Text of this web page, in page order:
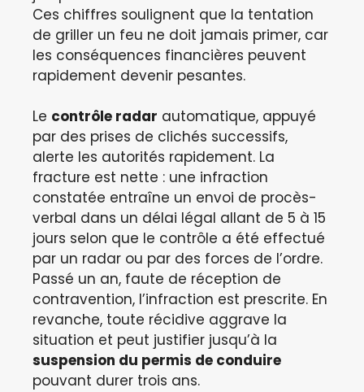
Ces chiffres soulignent que la tentation
de griller un feu ne doit jamais primer, car
les conséquences financières peuvent
rapidement devenir pesantes.
Le contrôle radar automatique, appuyé
par des prises de clichés successifs,
alerte les autorités rapidement. La
fracture est nette : une infraction
constatée entraîne un envoi de procès-
verbal dans un délai légal allant de 5 à 15
jours selon que le contrôle a été effectué
par un radar ou par des forces de l’ordre.
Passé un an, faute de réception de
contravention, l’infraction est prescrite. En
revanche, toute récidive aggrave la
situation et peut justifier jusqu’à la
suspension du permis de conduire
pouvant durer trois ans.